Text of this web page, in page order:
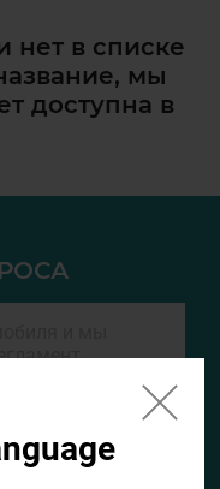
нет в списке
мы
доступна в